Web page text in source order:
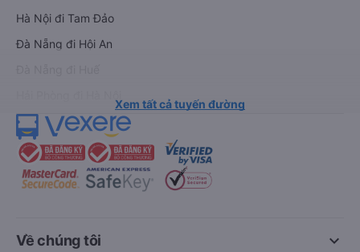
Hà Nội đi Tam Đảo
Đà Nẵng đi Hội An
Xem tất cả tuyến đường
keyboard_arrow_down
Về chúng tôi